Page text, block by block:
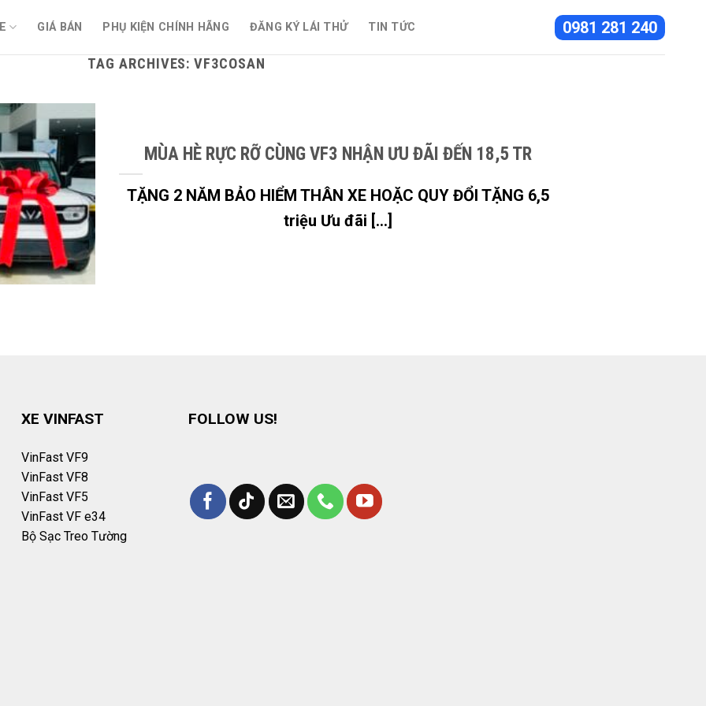
GIÁ BÁN PHỤ KIỆN CHÍNH HÃNG ĐĂNG KÝ LÁI THỬ TIN TỨC 0981 281 240
TAG ARCHIVES:VF3COSAN
MÙA HÈ RỰC RỠ CÙNG VF3 NHẬN ƯU ĐÃI ĐẾN 18,5 TR
TẶNG 2 NĂM BẢO HIỂM THÂN XE HOẶC QUY ĐỔI TẶNG 6,5
triệu Ưu đãi [...]
XE VINFAST
VinFast VF9
VinFast VF8
VinFast VF5
VinFast VF e34
Bộ Sạc Treo Tường
FOLLOW US!